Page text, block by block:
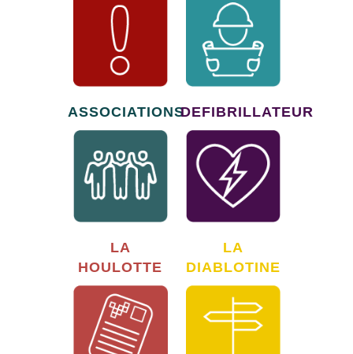
ASSOCIATIONSDEFIBRILLATEUR
LA
HOULOTTE
LA
DIABLOTINE